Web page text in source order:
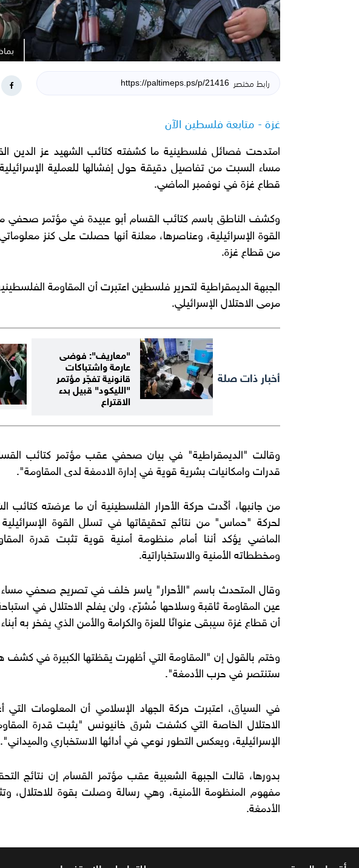
رابط مختصر
غزة - متابعة فلسطين الآن
امتدحت فصائل فلسطينية ما كشفته كتائب الشهيد عز الدين
مساء السبت من تفاصيل دقيقة حول إفشالها للعملية
قطاع غزة في نوفمبر الماضي.
وكشف الناطق باسم كتائب القسام أبو عبيدة في مؤتمر صحفي
القوة الإسرائيلية، وعناصرها، معلنة أنها حصلت على كنز
من قطاع غزة.
الجبهة الديمقراطية لتحرير فلسطين اعتبرت أن المقاومة
مرمى الاحتلال الإسرائيلي.
أخبار ذات صلة
"معاريف": فوضى
عارمة واشتباكات
قانونية تفجّر مؤتمر
"الليكود" قبيل بدء
الاقتراع
وقالت "الديمقراطية" في بيان صحفي عقب مؤتمر كتائب
قدرات وامكانيات بشرية قوية في إدارة الادمغة لدى المقاومة".
من جانبها، أكّدت حركة الأحرار الفلسطينية أن ما عرضته كتائب
لحركة "حماس" من نتائج تحقيقاتها في تسلل القوة
الماضي يؤكد أننا أمام منظومة أمنية قوية تثبت قدرة
ومخططاته الأمنية والاستخباراتية.
وقال المتحدث باسم "الأحرار" ياسر خلف في تصريح صحفي مساء
عين المقاومة ثاقبة وسلاحها مُشرّع، ولن يفلح الاحتلال في
أن قطاع غزة سيبقى عنوانًا للعزة والكرامة والأمن الذي يفخر به
وختم بالقول إن "المقاومة التي أظهرت يقظتها الكبيرة في كشف
ستنتصر في حرب الأدمغة".
في السياق، اعتبرت حركة الجهاد الإسلامي أن المعلومات
الاحتلال الخاصة التي كشفت شرق خانيونس "يثبت قدرة
الإسرائيلية، ويعكس التطور نوعي في أدائها الاستخباري والميداني".
بدورها، قالت الجبهة الشعبية عقب مؤتمر القسام إن نتائج
مفهوم المنظومة الأمنية، وهي رسالة وصلت بقوة
الأدمغة.